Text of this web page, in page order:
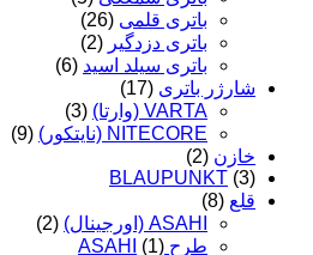
باتری قلمی (26)
باتری دزدگیر (2)
باتری سیلد اسید (6)
شارژر باتری (17)
VARTA (وارتا)
(3)
NITECORE (نایتکور)
(9)
خازن (2)
BLAUPUNKT (3)
قلع (8)
ASAHI (اورجینال)
(2)
طرح ASAHI (1)